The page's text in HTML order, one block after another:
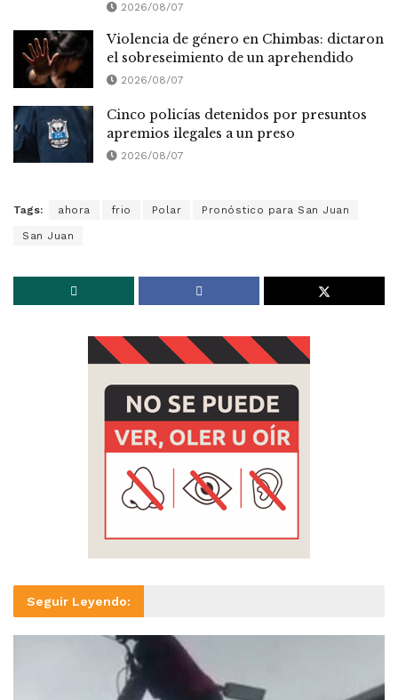
2026/08/07
Violencia de género en Chimbas: dictaron
el sobreseimiento de un aprehendido
2026/08/07
Cinco policías detenidos por presuntos
apremios ilegales a un preso
2026/08/07
Tags: ahora frio Polar Pronóstico para San Juan
San Juan
Seguir Leyendo: